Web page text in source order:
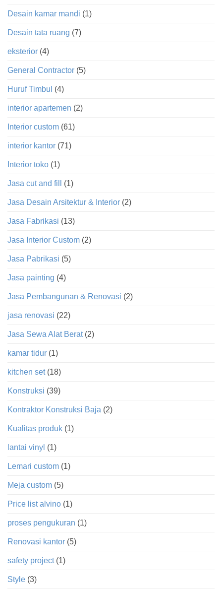
Desain kamar mandi (1)
Desain tata ruang (7)
eksterior (4)
General Contractor (5)
Huruf Timbul (4)
interior apartemen (2)
Interior custom (61)
interior kantor (71)
Interior toko (1)
Jasa cut and fill (1)
Jasa Desain Arsitektur & Interior (2)
Jasa Fabrikasi (13)
Jasa Interior Custom (2)
Jasa Pabrikasi (5)
Jasa painting (4)
Jasa Pembangunan & Renovasi (2)
jasa renovasi (22)
Jasa Sewa Alat Berat(2)
kamar tidur (1)
kitchen set(18)
Konstruksi (39)
Kontraktor Konstruksi Baja (2)
Kualitas produk (1)
lantai vinyl (1)
Lemari custom (1)
Meja custom (5)
Price list alvino (1)
proses pengukuran (1)
Renovasi kantor (5)
safety project(1)
Style (3)